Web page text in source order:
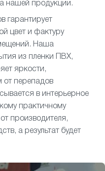
нашей продукции.
гарантирует
цвет и фактуру
Наша
из пленки ПВХ,
яркости,
от перепадов
в интерьерное
практичному
производителя,
а результат будет